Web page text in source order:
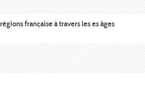
française à travers les es âges